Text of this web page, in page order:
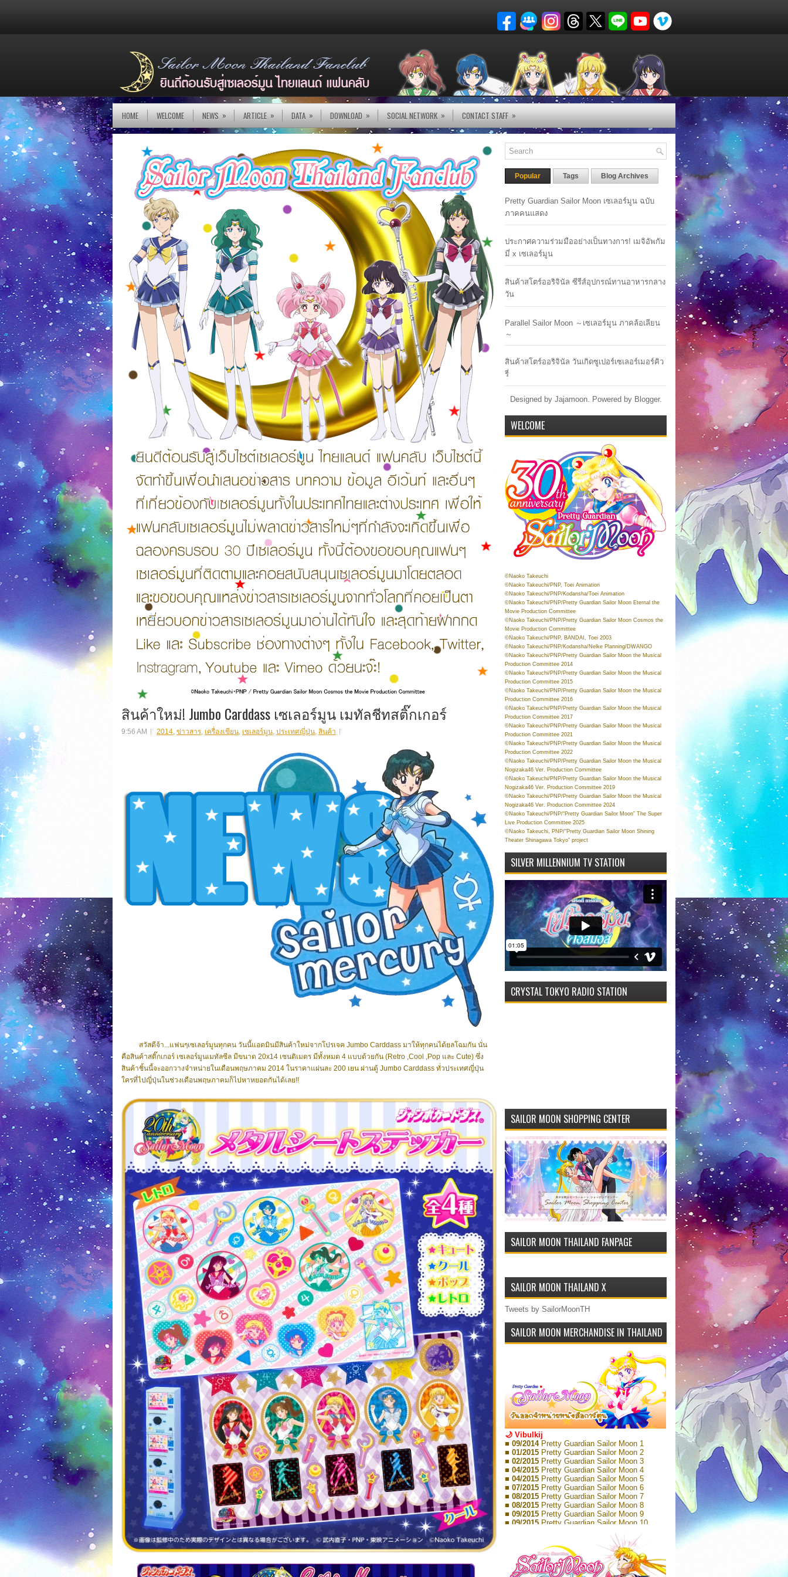
HOME WELCOME NEWS » ARTICLE » DATA » DOWNLOAD » SOCIAL NETWORK » CONTACT STAFF »
สินค้าใหม่! Jumbo Carddass เซเลอร์มูน เมทัลชีทสติ๊กเกอร์
9:56 AM 2014, ข่าวสาร, เครื่องเขียน, เซเลอร์มูน, ประเทศญี่ปุ่น, สินค้า
สวัสดีจ้า...แฟนๆเซเลอร์มูนทุกคน วันนี้แอดมินมีสินค้าใหม่จากโปรเจค Jumbo Carddass มาให้ทุกคนได้ยลโฉมกัน นั่น
คือสินค้าสติ๊กเกอร์ เซเลอร์มูนเมทัลซีล มีขนาด 20x14 เซนติเมตร มีทั้งหมด 4 แบบด้วยกัน (Retro ,Cool ,Pop และ Cute) ซึ่ง
สินค้าชิ้นนี้จะออกวางจำหน่ายในเดือนพฤษภาคม 2014 ในราคาแผ่นละ 200 เยน ผ่านตู้ Jumbo Carddass ทั่วประเทศญี่ปุ่น
ใครที่ไปญี่ปุ่นในช่วงเดือนพฤษภาคมก็ไปหาหยอดกันได้เลย!!
Popular Tags Blog Archives
Pretty Guardian Sailor Moon เซเลอร์มูน ฉบับ
ภาคคนแสดง
ประกาศความร่วมมืออย่างเป็นทางการ! เมจิอัพกัม
มี่ x เซเลอร์มูน
สินค้าสโตร์ออริจินัล ซีรีส์อุปกรณ์ทานอาหารกลาง
วัน
Parallel Sailor Moon ～เซเลอร์มูน ภาคล้อเลียน
～
สินค้าสโตร์ออริจินัล วันเกิดซูเปอร์เซเลอร์เมอร์คิว
รี่
Designed by Jajamoon. Powered by Blogger.
WELCOME
©Naoko Takeuchi
©Naoko Takeuchi/PNP, Toei Animation
©Naoko Takeuchi/PNP/Kodansha/Toei Animation
©Naoko Takeuchi/PNP/Pretty Guardian Sailor Moon Eternal the
Movie Production Committee
©Naoko Takeuchi/PNP/Pretty Guardian Sailor Moon Cosmos the
Movie Production Committee
©Naoko Takeuchi/PNP, BANDAI, Toei 2003
©Naoko Takeuchi/PNP/Kodansha/Nelke Planning/DWANGO
©Naoko Takeuchi/PNP/Pretty Guardian Sailor Moon the Musical
Production Committee 2014
©Naoko Takeuchi/PNP/Pretty Guardian Sailor Moon the Musical
Production Committee 2015
©Naoko Takeuchi/PNP/Pretty Guardian Sailor Moon the Musical
Production Committee 2016
©Naoko Takeuchi/PNP/Pretty Guardian Sailor Moon the Musical
Production Committee 2017
©Naoko Takeuchi/PNP/Pretty Guardian Sailor Moon the Musical
Production Committee 2021
©Naoko Takeuchi/PNP/Pretty Guardian Sailor Moon the Musical
Production Committee 2022
©Naoko Takeuchi/PNP/Pretty Guardian Sailor Moon the Musical
Nogizaka46 Ver. Production Committee
©Naoko Takeuchi/PNP/Pretty Guardian Sailor Moon the Musical
Nogizaka46 Ver. Production Committee 2019
©Naoko Takeuchi/PNP/Pretty Guardian Sailor Moon the Musical
Nogizaka46 Ver. Production Committee 2024
©Naoko Takeuchi/PNP/“Pretty Guardian Sailor Moon” The Super
Live Production Committee 2025
©Naoko Takeuchi, PNP/“Pretty Guardian Sailor Moon Shining
Theater Shinagawa Tokyo” project
SILVER MILLENNIUM TV STATION
CRYSTAL TOKYO RADIO STATION
SAILOR MOON SHOPPING CENTER
SAILOR MOON THAILAND FANPAGE
SAILOR MOON THAILAND X
Tweets by SailorMoonTH
SAILOR MOON MERCHANDISE IN THAILAND
🌙 Vibulkij
■ 09/2014 Pretty Guardian Sailor Moon 1
■ 01/2015 Pretty Guardian Sailor Moon 2
■ 02/2015 Pretty Guardian Sailor Moon 3
■ 04/2015 Pretty Guardian Sailor Moon 4
■ 04/2015 Pretty Guardian Sailor Moon 5
■ 07/2015 Pretty Guardian Sailor Moon 6
■ 08/2015 Pretty Guardian Sailor Moon 7
■ 08/2015 Pretty Guardian Sailor Moon 8
■ 09/2015 Pretty Guardian Sailor Moon 9
■ 09/2015 Pretty Guardian Sailor Moon 10
Pretty Guardian Sailor Moon 11
Pretty Guardian Sailor Moon 12
Pretty Guardian Sailor Moon Short
Stories 1
■ 09/2018Pretty Guardian Sailor Moon Short